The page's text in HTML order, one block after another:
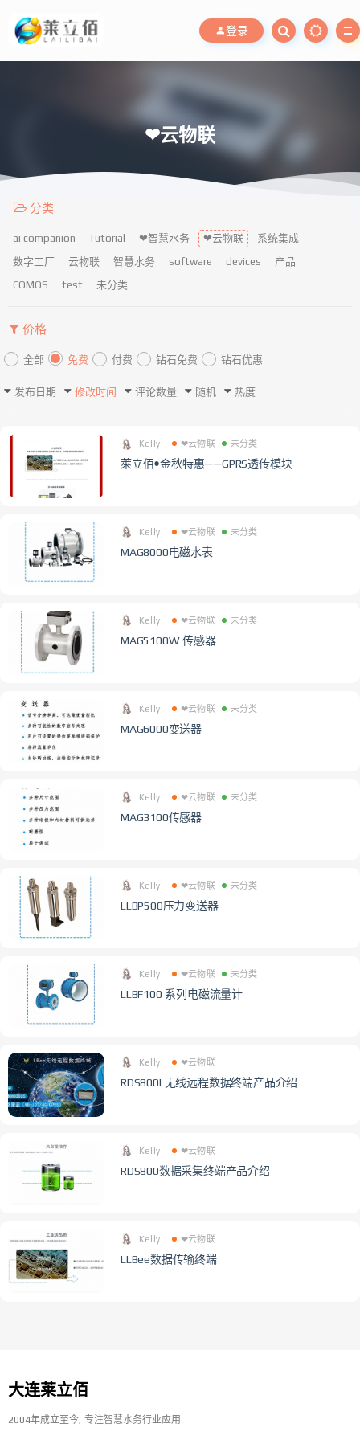
登录
❤云物联
分类
ai companion Tutorial ❤智慧水务 ❤云物联
系统集成
数字工厂
云物联 智慧水务 software devices
产品
COMOS
test 未分类
价格
全部 免费 付费 钻石免费 钻石优惠
发布日期 修改时间 评论数量 随机 热度
Kelly ❤云物联 未分类
萊立佰•金秋特惠——GPRS透传模块
Kelly ❤云物联 未分类
MAG8000电磁水表
Kelly ❤云物联 未分类
MAG5100W 传感器
Kelly ❤云物联 未分类
MAG6000变送器
Kelly ❤云物联 未分类
MAG3100传感器
Kelly ❤云物联 未分类
LLBP500压力变送器
Kelly ❤云物联 未分类
LLBF100 系列电磁流量计
Kelly ❤云物联
RDS800L无线远程数据终端产品介绍
Kelly ❤云物联
RDS800数据采集终端产品介绍
Kelly ❤云物联
LLBee数据传输终端
大连莱立佰
2004年成立至今 专注智慧水务行业应用